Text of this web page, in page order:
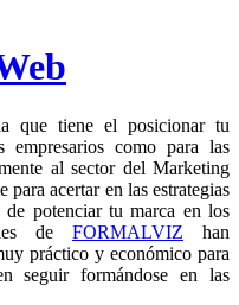
que tiene el posicionar tu
como para las
al sector del Marketing
acertar en las estrategias
potenciar tu marca en los
de FORMALVIZ han
práctico y económico para
seguir formándose en las